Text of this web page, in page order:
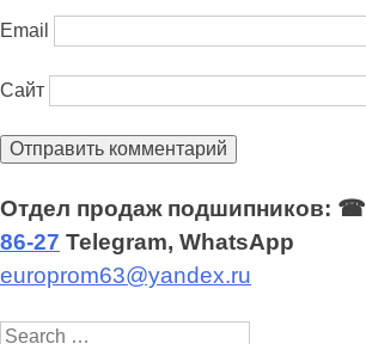
Email
Сайт
Отдел продаж подшипников: ☎
86-27 Telegram, WhatsApp
europrom63@yandex.ru
Search